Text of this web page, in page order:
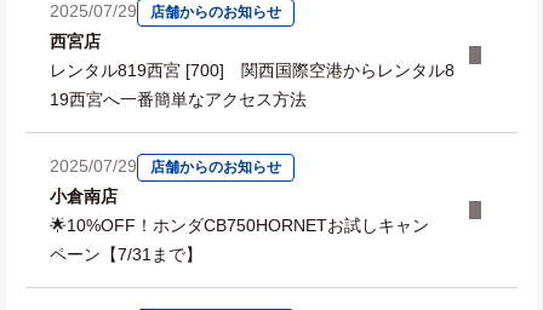
2025/07/29 店舗からのお知らせ
西宮店
レンタル819西宮 [700] 関西国際空港からレンタル8
19西宮へ一番簡単なアクセス方法
2025/07/29 店舗からのお知らせ
小倉南店
🌟10%OFF！ホンダCB750HORNETお試しキャン
ペーン【7/31まで】